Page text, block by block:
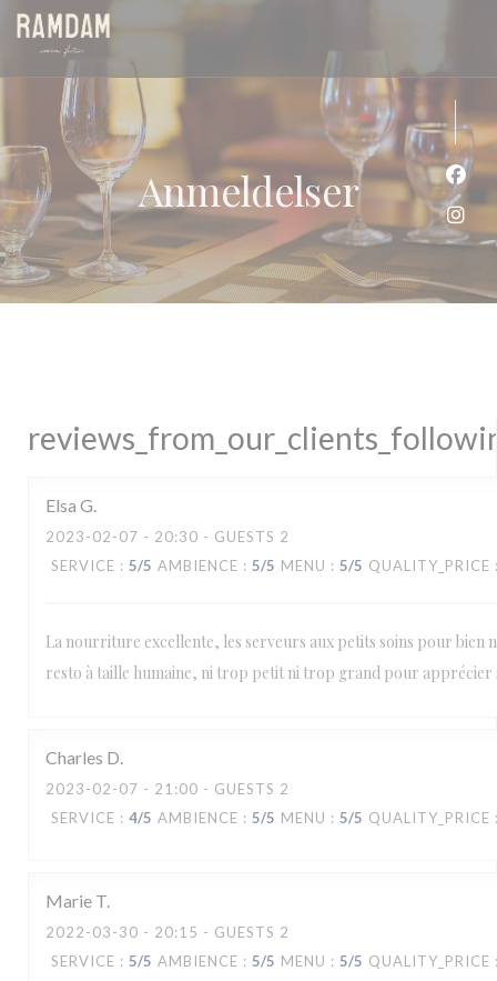
Panel for informasjonskapsler
Anmeldelser
Elsa G
2023-02-07 - 20:30 - GUESTS 2
SERVICE : 5/5 AMBIENCE : 5/5 MENU : 5/5 QUALITY_PRICE
La nourriture excellente, les serveurs aux petits soins pour bien
resto à taille humaine, ni trop petit ni trop grand pour apprécier
Charles D
2023-02-07 - 21:00 - GUESTS 2
SERVICE : 4/5 AMBIENCE : 5/5 MENU : 5/5 QUALITY_PRICE
Marie T
2022-03-30 - 20:15 - GUESTS 2
SERVICE : 5/5 AMBIENCE : 5/5 MENU : 5/5 QUALITY_PRICE